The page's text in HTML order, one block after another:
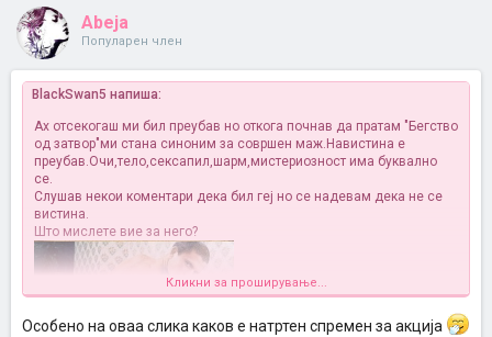
Abeja
Популарен член
BlackSwan5 напиша:
Ах отсекогаш ми бил преубав но откога почнав да пратам "Бегство
од затвор"ми стана синоним за совршен маж.Навистина е
преубав.Очи,тело,сексапил,шарм,мистериозност има буквално
се.
Слушав некои коментари дека бил геј но се надевам дека не се
вистина.
Што мислете вие за него?
Кликни за проширување...
Особено на оваа слика каков е натртен спремен за акција